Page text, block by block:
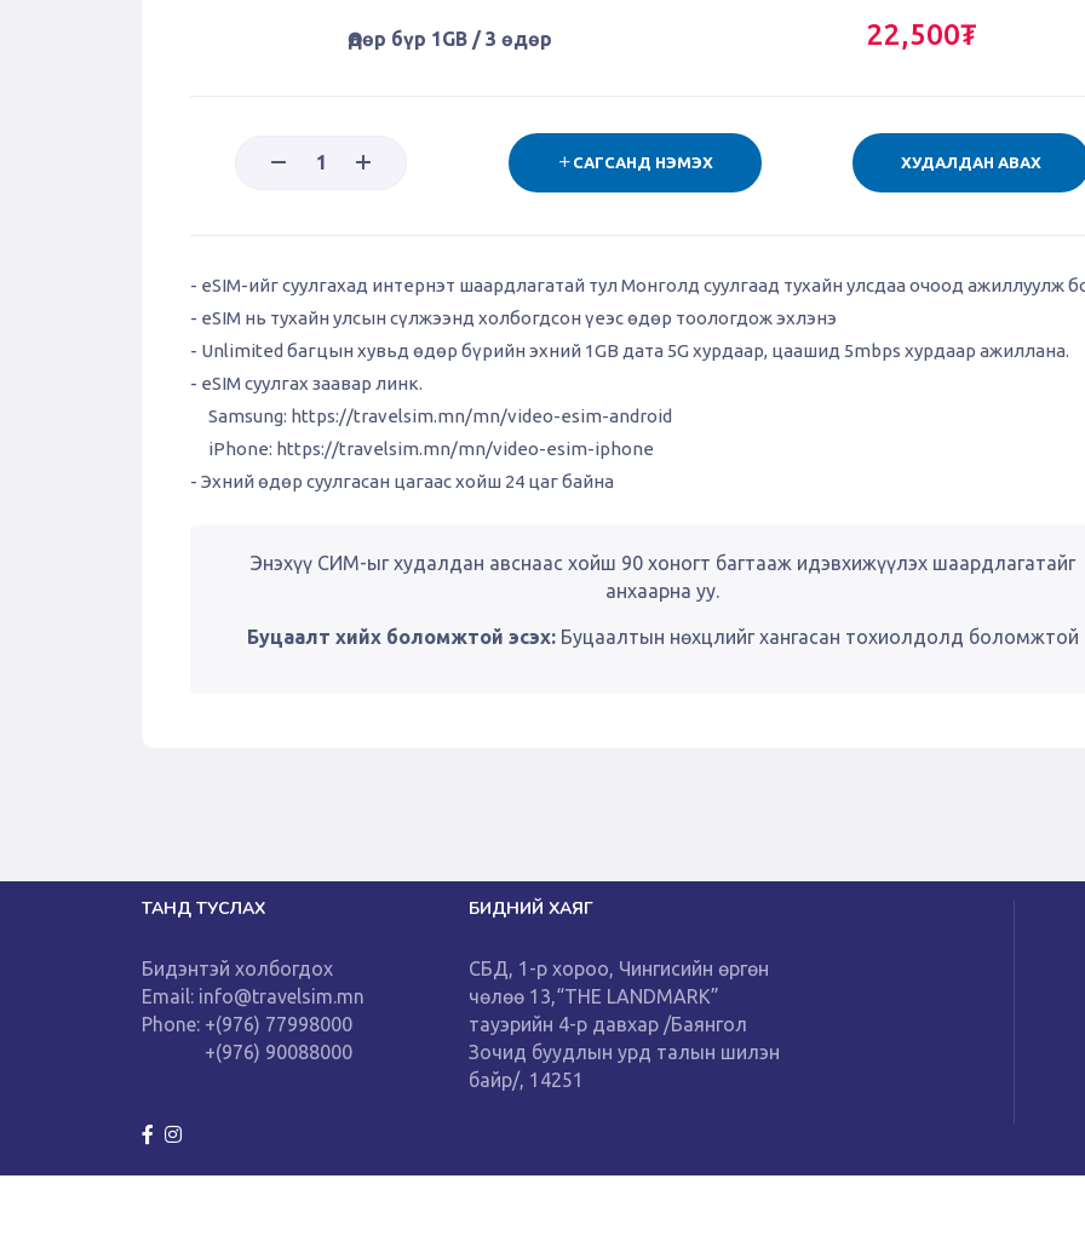
Өдөр бүр 1GB / 3 өдөр 22,500₮
САГСАНД НЭМЭХ ХУДАЛДАН АВАХ
- eSIM-ийг суулгахад интернэт шаардлагатай тул Монголд суулгаад тухайн улсдаа очоод ажиллуулж
- eSIM нь тухайн улсын сүлжээнд холбогдсон үеэс өдөр тоологдож эхлэнэ
- Unlimited багцын хувьд өдөр бүрийн эхний 1GB дата 5G хурдаар, цаашид 5mbps хурдаар ажиллана.
- eSIM суулгах заавар линк.
Samsung: https://travelsim.mn/mn/video-esim-android
iPhone: https://travelsim.mn/mn/video-esim-iphone
- Эхний өдөр суулгасан цагаас хойш 24 цаг байна
Энэхүү СИМ-ыг худалдан авснаас хойш 90 хоногт багтааж идэвхижүүлэх шаардлагатайг
анхаарна уу.
Буцаалт хийх боломжтой эсэх:Буцаалтын нөхцлийг хангасан тохиолдолд боломжтой
ТАНД ТУСЛАХ
Бидэнтэй холбогдох
Email: info@travelsim.mn
Phone: +(976) 77998000
+(976) 90088000
БИДНИЙ ХАЯГ
СБД, 1-р хороо, Чингисийн өргөн
чөлөө 13,“THE LANDMARK”
тауэрийн 4-р давхар /Баянгол
Зочид буудлын урд талын шилэн
байр/, 14251